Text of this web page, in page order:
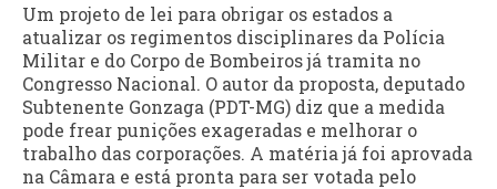
Um projeto de lei para obrigar os estados a
atualizar os regimentos disciplinares da Polícia
Militar e do Corpo de Bombeiros já tramita no
Congresso Nacional. O autor da proposta, deputado
Subtenente Gonzaga (PDT-MG) diz que a medida
pode frear punições exageradas e melhorar o
trabalho das corporações. A matéria já foi aprovada
na Câmara e está pronta para ser votada pelo